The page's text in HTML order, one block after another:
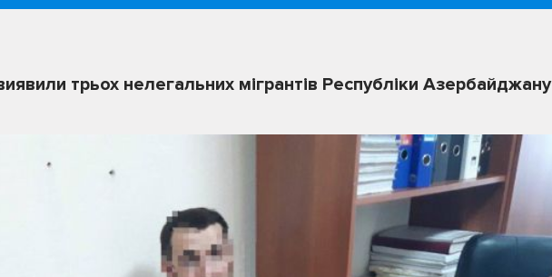
трьох нелегальних мігрантів Республіки Азербайджану